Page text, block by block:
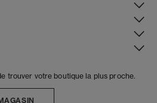
trouver votre boutique la plus proche.